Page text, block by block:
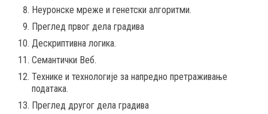
Неуронске мреже и генетски алгоритми.
Преглед првог дела градива
Дескриптивна логика.
Семантички Веб.
Технике и технологије за напредно претраживање
података.
Преглед другог дела градива